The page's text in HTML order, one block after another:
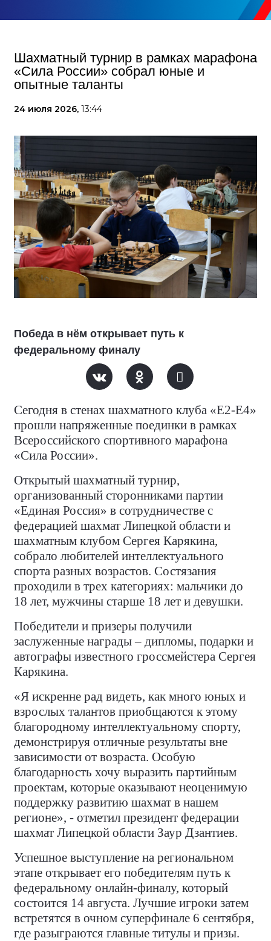
Шахматный турнир в рамках марафона
«Сила России» собрал юные и
опытные таланты
24 июля 2026, 13:44
Победа в нём открывает путь к
федеральному финалу
Сегодня в стенах шахматного клуба «Е2-Е4»
прошли напряженные поединки в рамках
Всероссийского спортивного марафона
«Сила России».
Открытый шахматный турнир,
организованный сторонниками партии
«Единая Россия» в сотрудничестве с
федерацией шахмат Липецкой области и
шахматным клубом Сергея Карякина,
собрало любителей интеллектуального
спорта разных возрастов. Состязания
проходили в трех категориях: мальчики до
18 лет, мужчины старше 18 лет и девушки.
Победители и призеры получили
заслуженные награды – дипломы, подарки и
автографы известного гроссмейстера Сергея
Карякина.
«Я искренне рад видеть, как много юных и
взрослых талантов приобщаются к этому
благородному интеллектуальному спорту,
демонстрируя отличные результаты вне
зависимости от возраста. Особую
благодарность хочу выразить партийным
проектам, которые оказывают неоценимую
поддержку развитию шахмат в нашем
регионе», - отметил президент федерации
шахмат Липецкой области Заур Дзантиев.
Успешное выступление на региональном
этапе открывает его победителям путь к
федеральному онлайн-финалу, который
состоится 14 августа. Лучшие игроки затем
встретятся в очном суперфинале 6 сентября,
где разыграются главные титулы и призы.